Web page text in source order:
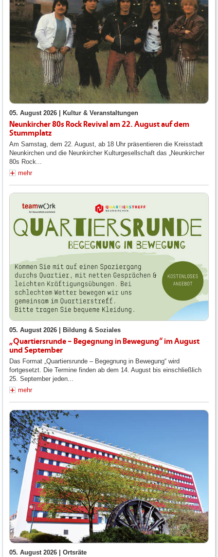
05. August 2026 | Kultur & Veranstaltungen
Neunkircher 80s Rock Revival am 22. August auf dem
Stummplatz
Am Samstag, dem 22. August, ab 18 Uhr präsentieren die Kreisstadt
Neunkirchen und die Neunkircher Kulturgesellschaft das „Neunkircher
80s Rock...
mehr
05. August 2026 | Bildung & Soziales
„Quartiersrunde – Begegnung in Bewegung“ im August
und September
Das Format „Quartiersrunde – Begegnung in Bewegung“ wird
fortgesetzt. Die Termine finden ab dem 14. August bis einschließlich
25. September jeden...
mehr
05. August 2026 | Ortsräte